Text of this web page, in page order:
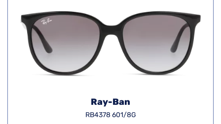
Ray-Ban
RB4378 601/8G